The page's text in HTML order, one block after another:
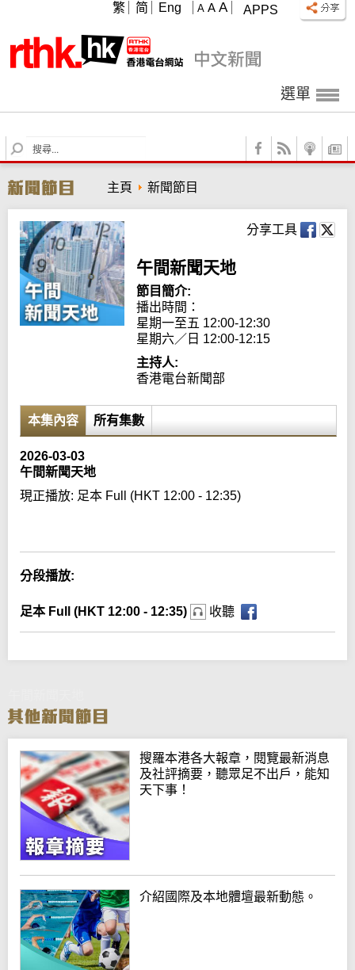
APPS
A A A
繁 简 Eng
選單
S
e
r
c
h
主頁 新聞節目
分享工具
午間新聞天地
節目簡介:
播出時間：
星期一至五 12:00-12:30
星期六／日 12:00-12:15
主持人:
香港電台新聞部
本集內容 所有集數
2026-03-03
午間新聞天地
現正播放: 足本 Full (HKT 12:00 - 12:35)
分段播放:
足本 Full (HKT 12:00 - 12:35) 收聽
搜羅本港各大報章，閱覽最新消息
及社評摘要，聽眾足不出戶，能知
天下事！
介紹國際及本地體壇最新動態。